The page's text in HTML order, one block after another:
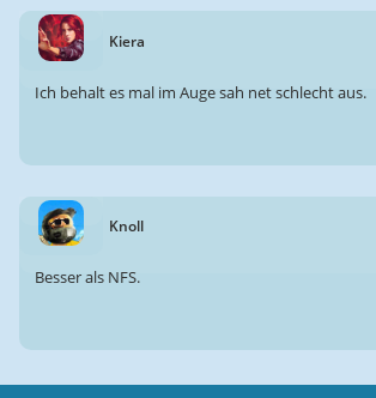
Kiera
Ich behalt es mal im Auge sah net schlecht aus.
Knoll
Besser als NFS.